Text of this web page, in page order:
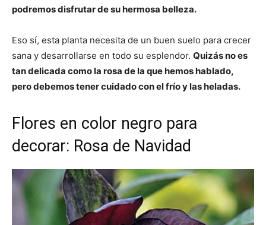
podremos disfrutar de su hermosa belleza.
Eso sí, esta planta necesita de un buen suelo para crecer
sana y desarrollarse en todo su esplendor. Quizás no es
tan delicada como la rosa de la que hemos hablado,
pero debemos tener cuidado con el frío y las heladas.
Flores en color negro para
decorar: Rosa de Navidad